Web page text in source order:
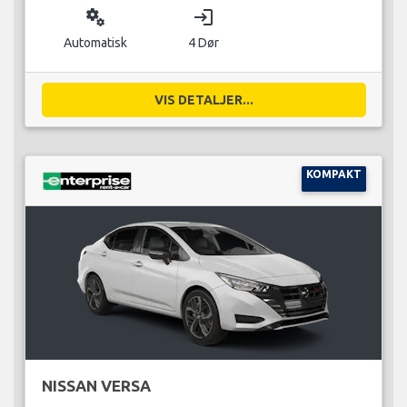
miscellaneous_services
Automatisk
login
4 Dør
VIS DETALJER...
KOMPAKT
NISSAN VERSA